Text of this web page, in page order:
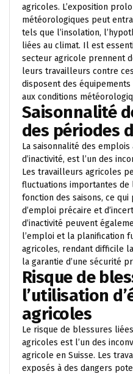
agricoles. L’exposition
météorologiques peut
tels que l’insolation,
liées au climat. Il est
secteur agricole prennent
leurs travailleurs contre
disposent des
aux conditions
Saisonnalité
des périodes
La saisonnalité des
d’inactivité, est l’un des
Les travailleurs agricoles
fluctuations importantes
fonction des saisons, ce
d’emploi précaire et
d’inactivité peuvent
l’emploi et la planification
agricoles, rendant difficile
la garantie d’une sécurité
Risque de
l’utilisation
agricoles
Le risque de blessures
agricoles est l’un des
agricole en Suisse. Les
exposés à des dangers